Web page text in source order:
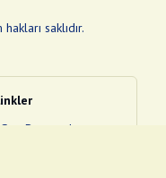
hakları saklıdır.
Son Depremler